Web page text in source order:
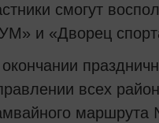
смогут
и «Дворец
всех